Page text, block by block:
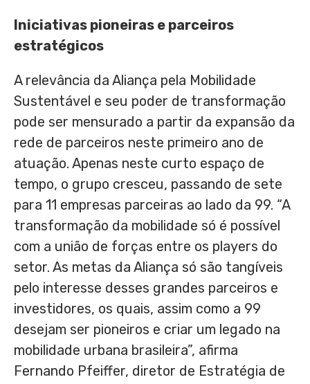
Iniciativas pioneiras e parceiros
estratégicos
A relevância da Aliança pela Mobilidade
Sustentável e seu poder de transformação
pode ser mensurado a partir da expansão da
rede de parceiros neste primeiro ano de
atuação. Apenas neste curto espaço de
tempo, o grupo cresceu, passando de sete
para 11 empresas parceiras ao lado da 99. “A
transformação da mobilidade só é possível
com a união de forças entre os players do
setor. As metas da Aliança só são tangíveis
pelo interesse desses grandes parceiros e
investidores, os quais, assim como a 99
desejam ser pioneiros e criar um legado na
mobilidade urbana brasileira”, afirma
Fernando Pfeiffer, diretor de Estratégia de